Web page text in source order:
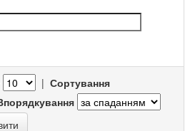
| Сортування